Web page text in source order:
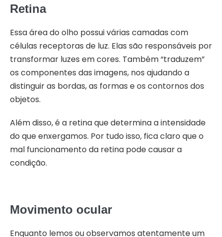
Retina
Essa área do olho possui várias camadas com
células receptoras de luz. Elas são responsáveis por
transformar luzes em cores. Também “traduzem”
os componentes das imagens, nos ajudando a
distinguir as bordas, as formas e os contornos dos
objetos.
Além disso, é a retina que determina a intensidade
do que enxergamos. Por tudo isso, fica claro que o
mal funcionamento da retina pode causar a
condição.
Movimento ocular
Enquanto lemos ou observamos atentamente um